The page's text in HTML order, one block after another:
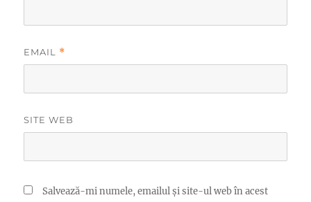
EMAIL *
SITE WEB
Salvează-mi numele, emailul și site-ul web în acest